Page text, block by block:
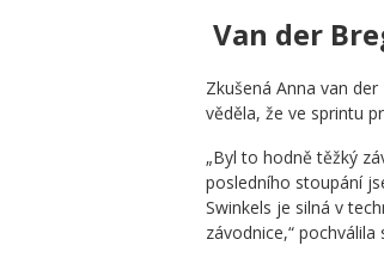
Van der
Zkušená Anna van
věděla, že ve sprintu
„Byl to hodně těžký
posledního stoupání
Swinkels je silná v
závodnice,“ pochválila